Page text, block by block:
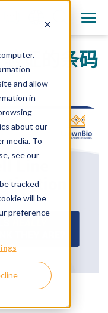
and allow
in
about our
media. To
see our
tracked
will be
preference
证的条码